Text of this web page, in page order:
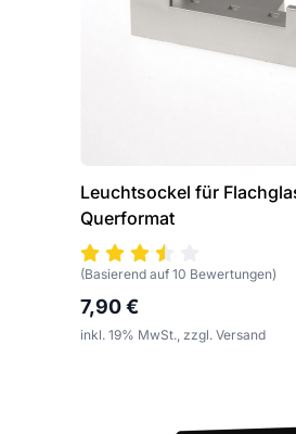
Leuchtsockel für
Querformat
(Basierend auf 10 Bewertungen)
7,90 €
inkl. 19% MwSt., zzgl. Versand